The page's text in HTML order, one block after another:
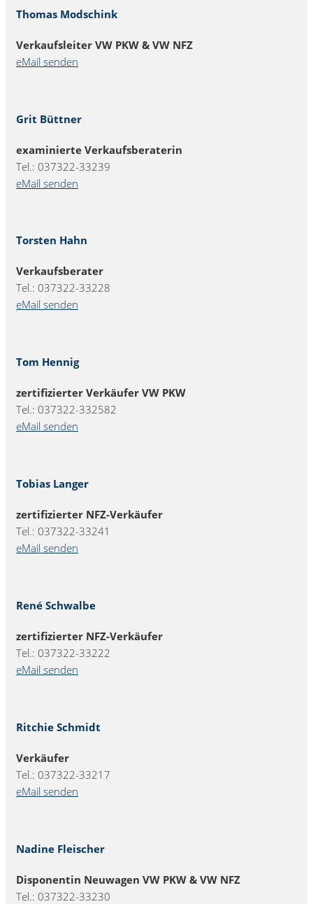
Thomas Modschink
Verkaufsleiter VW PKW & VW NFZ
eMail senden
Grit Büttner
examinierte Verkaufsberaterin
Tel.: 037322-33239
eMail senden
Torsten Hahn
Verkaufsberater
Tel.: 037322-33228
eMail senden
Tom Hennig
zertifizierter Verkäufer VW PKW
Tel.: 037322-332582
eMail senden
Tobias Langer
zertifizierter NFZ-Verkäufer
Tel.: 037322-33241
eMail senden
René Schwalbe
zertifizierter NFZ-Verkäufer
Tel.: 037322-33222
eMail senden
Ritchie Schmidt
Verkäufer
Tel.: 037322-33217
eMail senden
Nadine Fleischer
Disponentin Neuwagen VW PKW & VW NFZ
Tel.: 037322-33230